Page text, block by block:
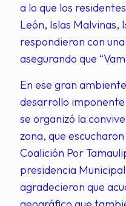
a lo que los
León, Islas Malvinas,
respondieron con
asegurando que
En ese gran
desarrollo
se organizó la
zona, que
Coalición Por
presidencia
agradecieron que